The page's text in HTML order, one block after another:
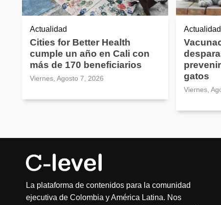
Actualidad
Cities for Better Health
cumple un año en Cali con
más de 170 beneficiarios
Viernes, Agosto 7, 2026
Actualidad
gatos
Viernes,
La plataforma de contenidos para la comunidad
ejecutiva de Colombia y América Latina. Nos